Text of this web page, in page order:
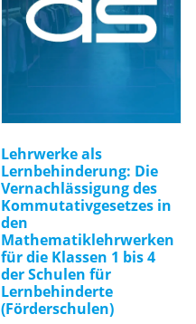
Lehrwerke als
Lernbehinderung: Die
Vernachlässigung des
Kommutativgesetzes in
den
Mathematiklehrwerken
für die Klassen 1 bis 4
der Schulen für
Lernbehinderte
(Förderschulen)